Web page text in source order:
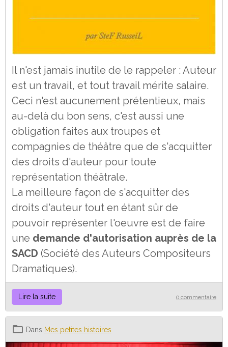
Il n'est jamais inutile de le rappeler : Auteur
est un travail, et tout travail mérite salaire.
Ceci n'est aucunement prétentieux, mais
au-delà du bon sens, c'est aussi une
obligation faites aux troupes et
compagnies de théâtre que de s'acquitter
des droits d'auteur pour toute
représentation théâtrale.
La meilleure façon de s'acquitter des
droits d'auteur tout en étant sûr de
pouvoir représenter l'oeuvre est de faire
une demande d'autorisation auprès de la
SACD (Société des Auteurs Compositeurs
Dramatiques).
Lire la suite 0 commentaire
Dans Mes petites histoires